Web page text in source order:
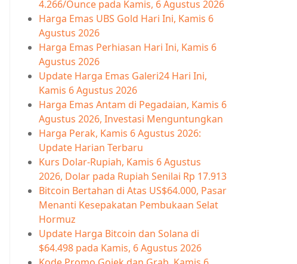
4.266/Ounce pada Kamis, 6 Agustus 2026
Harga Emas UBS Gold Hari Ini, Kamis 6
Agustus 2026
Harga Emas Perhiasan Hari Ini, Kamis 6
Agustus 2026
Update Harga Emas Galeri24 Hari Ini,
Kamis 6 Agustus 2026
Harga Emas Antam di Pegadaian, Kamis 6
Agustus 2026, Investasi Menguntungkan
Harga Perak, Kamis 6 Agustus 2026:
Update Harian Terbaru
Kurs Dolar-Rupiah, Kamis 6 Agustus
2026, Dolar pada Rupiah Senilai Rp 17.913
Bitcoin Bertahan di Atas US$64.000, Pasar
Menanti Kesepakatan Pembukaan Selat
Hormuz
Update Harga Bitcoin dan Solana di
$64.498 pada Kamis, 6 Agustus 2026